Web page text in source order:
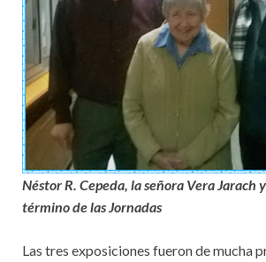
Néstor R. Cepeda, la señora Vera Jarach
término de las Jornadas
Las tres exposiciones fueron de mucha